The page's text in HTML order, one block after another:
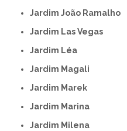
Jardim João Ramalho
Jardim Las Vegas
Jardim Léa
Jardim Magali
Jardim Marek
Jardim Marina
Jardim Milena